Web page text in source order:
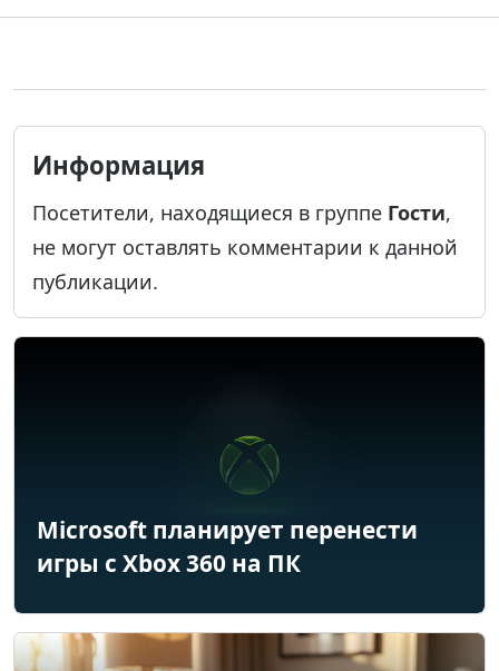
Информация
Посетители, находящиеся в группе Гости,
не могут оставлять комментарии к данной
публикации.
Microsoft планирует перенести
игры с Xbox 360 на ПК